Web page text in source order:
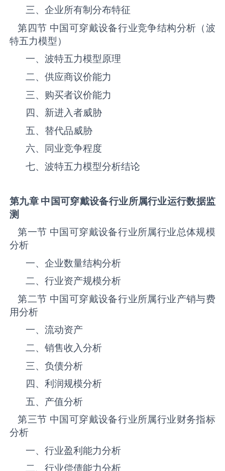
三、企业所有制分布特征
第四节 中国‌‌‌‌‌‌可穿戴设备‌‌‌‌‌‌‌‌‌‌‌‌‌‌‌‌‌‌行业竞争结构分析（波
特五力模型）
一、波特五力模型原理
二、供应商议价能力
三、购买者议价能力
四、新进入者威胁
五、替代品威胁
六、同业竞争程度
七、波特五力模型分析结论
第九章 中国可穿戴设备行业所属行业运行数据监
测
第一节 中国‌‌‌‌‌‌可穿戴设备‌‌‌‌‌‌‌‌‌‌‌‌‌‌‌‌‌‌行业所属行业总体规模
分析
一、企业数量结构分析
二、行业资产规模分析
第二节 中国‌‌‌‌‌‌可穿戴设备‌‌‌‌‌‌‌‌‌‌‌‌‌‌‌‌‌‌行业所属行业产销与费
用分析
一、流动资产
二、销售收入分析
三、负债分析
四、利润规模分析
五、产值分析
第三节 中国‌‌‌‌‌‌可穿戴设备‌‌‌‌‌‌‌‌‌‌‌‌‌‌‌‌‌‌行业所属行业财务指标
分析
一、行业盈利能力分析
二、行业偿债能力分析